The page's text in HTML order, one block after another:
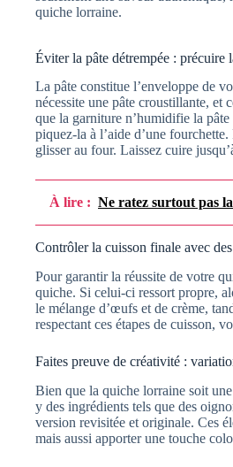
quiche lorraine.
Éviter la pâte détrempée : précuire
La pâte constitue l’enveloppe de
nécessite une pâte croustillante, et
que la garniture n’humidifie la
piquez-la à l’aide d’une
glisser au four. Laissez cuire
À lire : Ne ratez surtout pas
Contrôler la cuisson finale avec
Pour garantir la réussite de votre
quiche. Si celui-ci ressort propre,
le mélange d’œufs et de crème,
respectant ces étapes de cuisson,
Faites preuve de créativité :
Bien que la quiche lorraine soit
y des ingrédients tels que des
version revisitée et originale. Ces
mais aussi apporter une touche